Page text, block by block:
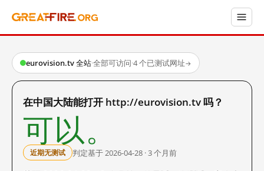
eurovision.tv 全站·全部可访问·4 个已测试网址→
在中国大陆能打开 http://eurovision.tv 吗？
可以。
近期无测试 判定基于 2026-04-28 · 3 个月前